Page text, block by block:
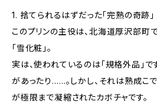
1. 捨てられるはずだった「完熟の奇跡」
このプリンの主役は、北海道厚沢部町
「雪化粧」。
実は、使われているのは「規格外品」で
があったり……。しかし、それは熟成こ
が極限まで凝縮されたカボチャです。